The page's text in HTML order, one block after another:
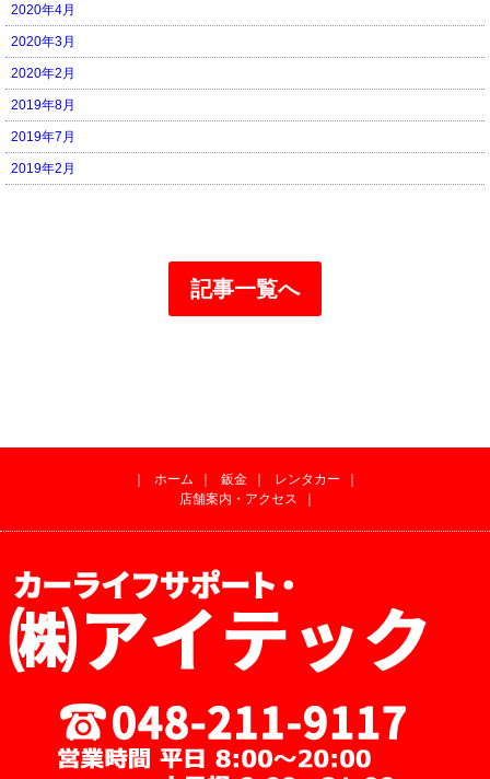
2020年4月
2020年3月
2020年2月
2019年8月
2019年7月
2019年2月
記事一覧へ
｜ ホーム ｜ 鈑金 ｜ レンタカー
｜
店舗案内・アクセス
｜